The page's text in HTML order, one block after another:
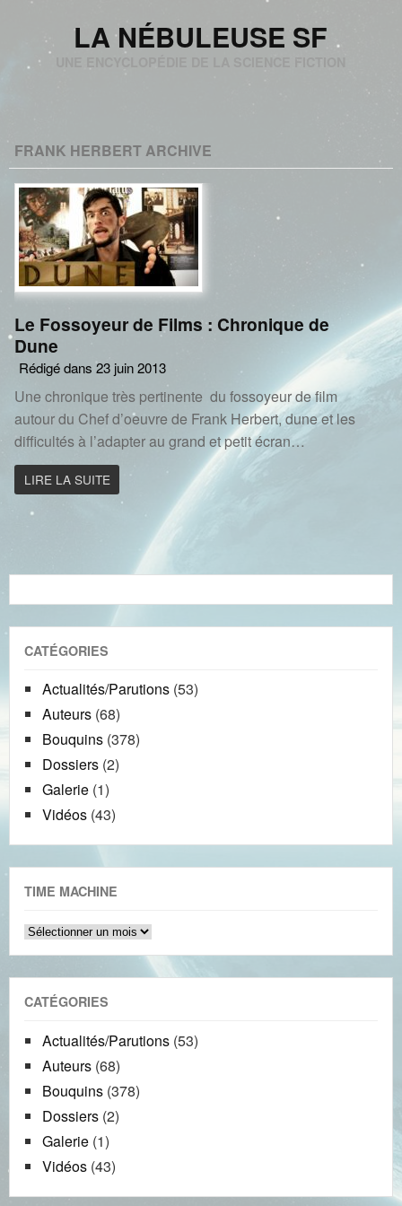
LA NÉBULEUSE SF
UNE ENCYCLOPÉDIE DE LA SCIENCE FICTION
FRANK HERBERT ARCHIVE
Le Fossoyeur de Films : Chronique de
Dune
Rédigé dans 23 juin 2013
Une chronique très pertinente du fossoyeur de film
autour du Chef d’oeuvre de Frank Herbert, dune et les
difficultés à l’adapter au grand et petit écran…
LIRE LA SUITE
CATÉGORIES
Actualités/Parutions (53)
Auteurs (68)
Bouquins (378)
Dossiers (2)
Galerie (1)
Vidéos (43)
TIME MACHINE
Time
CATÉGORIES
Actualités/Parutions (53)
Auteurs (68)
Bouquins (378)
Dossiers (2)
Galerie (1)
Vidéos (43)